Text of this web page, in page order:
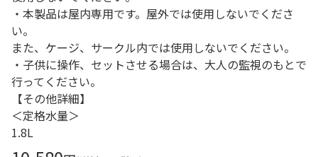
・本製品は屋内専用です。屋外では使用しないでくださ
い。
また、ケージ、サークル内では使用しないでください。
・子供に操作、セットさせる場合は、大人の監視のもとで
行ってください。
【その他詳細】
＜定格水量＞
1.8L